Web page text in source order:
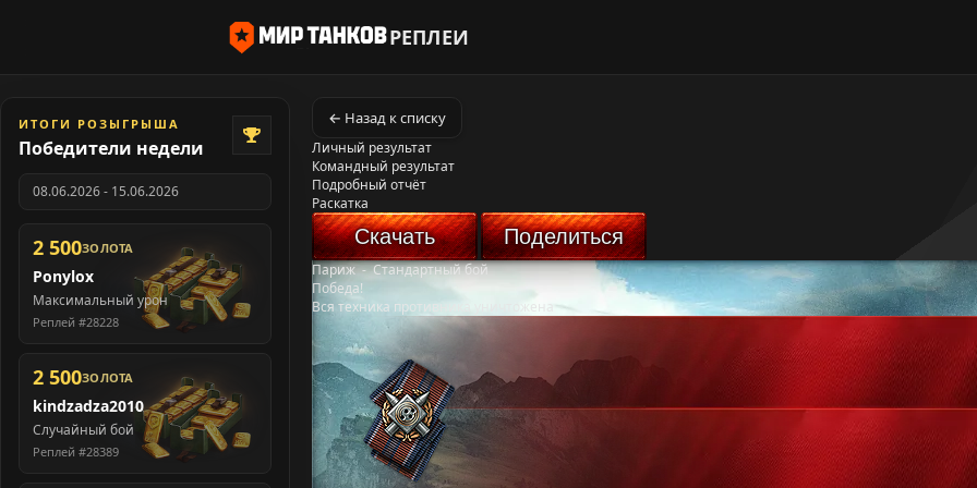
РЕПЛЕИ
ИТОГИ РОЗЫГРЫША
Победители недели
08.06.2026 - 15.06.2026
2 500ЗОЛОТА
Ponylox
Максимальный урон
Реплей #28228
2 500ЗОЛОТА
kindzadza2010
Случайный бой
Реплей #28389
← Назад к списку
Личный результат
Командный результат
Подробный отчёт
Раскатка
Скачать Поделиться
Париж-Стандартный бой
Победа!
Вся техника противника уничтожена